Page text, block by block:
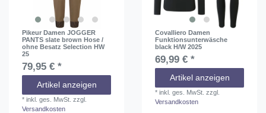
Pikeur Damen JOGGER
PANTS slate brown Hose /
ohne Besatz Selection HW
25
79,95 € *
Artikel anzeigen
*inkl. ges. MwSt. zzgl.
Versandkosten
Covalliero Damen
Funktionsunterwäsche
black H/W 2025
69,99 € *
Artikel anzeigen
*inkl. ges. MwSt. zzgl.
Versandkosten